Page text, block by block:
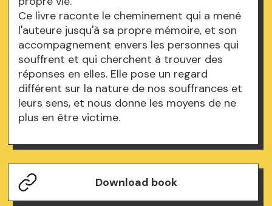
Ce livre raconte le cheminement qui a mené
l'auteure jusqu'à sa propre mémoire, et son
accompagnement envers les personnes qui
souffrent et qui cherchent à trouver des
réponses en elles. Elle pose un regard
différent sur la nature de nos souffrances et
leurs sens, et nous donne les moyens de ne
plus en être victime.
Download book